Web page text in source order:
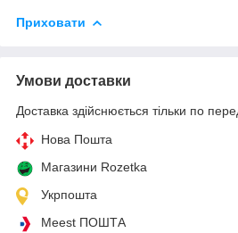
Приховати
Умови доставки
Доставка здійснюється тільки по
Нова Пошта
Магазини Rozetka
Укрпошта
Meest ПОШТА